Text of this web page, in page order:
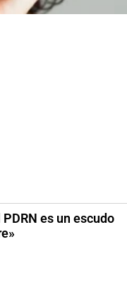
es un escudo